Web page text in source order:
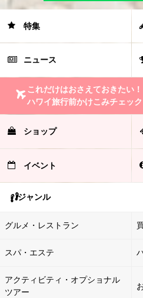
特集
ニュース
これだけはおさえておきたい！
ハワイ旅行前かけこみチェック
ショップ
イベント
ジャンル
グルメ・レストラン
スパ・エステ
アクティビティ・オプショナル
ツアー